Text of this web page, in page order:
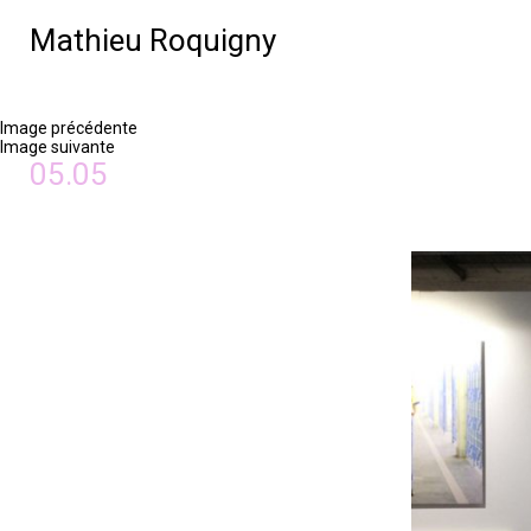
Mathieu Roquigny
Image précédente
Image suivante
05.05